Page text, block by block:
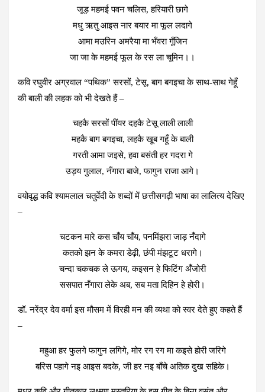
जूड़ महमई पवन चलिस, हरियारी छागे
मधु ऋतु आइस नार बयार मा फूल लदागे
आमा मउरिन अमरैया मा भँवरा गूँजिन
जा जा के महमई फूल के रस ला चूमिन।।
कवि रघुवीर अग्रवाल “पथिक” सरसों, टेसू, बाग बगइचा के साथ-साथ गेहूँ
की बाली की लहक को भी देखते हैं –
चहकै सरसों पींयर दहकै टेसू लाली लाली
महकै बाग बगइचा, लहकै खूब गहूँ के बाली
गरती आमा जइसे, हवा बसंती हर गदरा गे
उड़य गुलाल, नँगारा बाजे, फागुन राजा आगे।
वयोवृद्ध कवि श्यामलाल चतुर्वेदी के शब्दों में छत्तीसगढ़ी भाषा का लालित्य देखिए
–
चटकन मारे कस चाँय चाँय, पनमिंझरा जाड़ नँदागे
कतको झन के कमरा डेढ़ी, छंपी मंझटूट धरागे।
चन्दा चकचक ले ऊगय, कइसन हे फिटिंग अँजोरी
ससपात नँगारा लेके अब, सब मता दिहिन हे होरी।
डॉ. नरेंद्र देव वर्मा इस मौसम में विरही मन की व्यथा को स्वर देते हुए कहते हैं
–
महुआ हर फुलगे फागुन लगिगे, मोर रग रग मा कइसे होरी जरिगे
बरिस पहागे नइ आइस बदके, जी हर नइ बाँचे अतिक दुख सहिके।